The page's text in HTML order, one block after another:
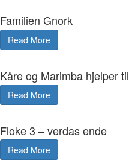
Familien Gnork
Read More
Kåre og Marimba hjelper til
Read More
Floke 3 – verdas ende
Read More